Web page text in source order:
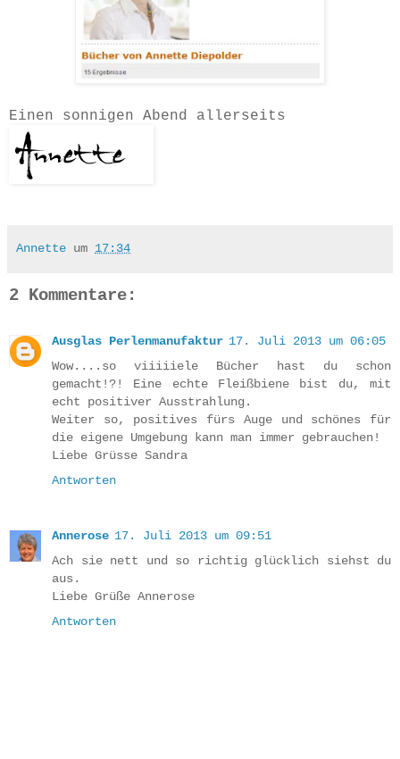
Einen sonnigen Abend allerseits
Annette um 17:34
2 Kommentare:
Ausglas Perlenmanufaktur 17. Juli 2013 um 06:05
Wow....so viiiiiele Bücher hast du schon
gemacht!?! Eine echte Fleißbiene bist du, mit
echt positiver Ausstrahlung.
Weiter so, positives fürs Auge und schönes für
die eigene Umgebung kann man immer gebrauchen!
Liebe Grüsse Sandra
Antworten
Annerose 17. Juli 2013 um 09:51
Ach sie nett und so richtig glücklich siehst du
aus.
Liebe Grüße Annerose
Antworten